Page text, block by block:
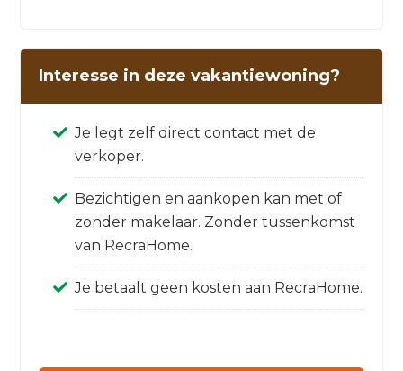
Interesse in deze vakantiewoning?
Je legt zelf direct contact met de
verkoper.
Bezichtigen en aankopen kan met of
zonder makelaar. Zonder tussenkomst
van RecraHome.
Je betaalt geen kosten aan RecraHome.